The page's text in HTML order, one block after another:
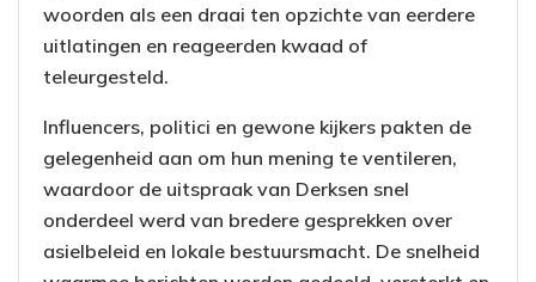
woorden als een draai ten opzichte van eerdere
uitlatingen en reageerden kwaad of
teleurgesteld.
Influencers, politici en gewone kijkers pakten de
gelegenheid aan om hun mening te ventileren,
waardoor de uitspraak van Derksen snel
onderdeel werd van bredere gesprekken over
asielbeleid en lokale bestuursmacht. De snelheid